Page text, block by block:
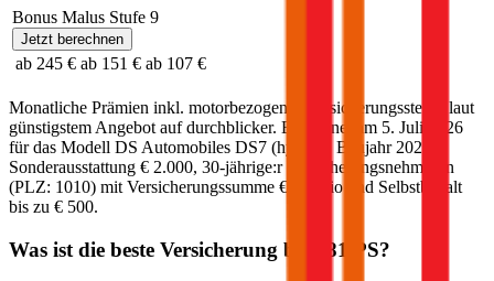
Bonus Malus Stufe 9
Jetzt berechnen
ab 245 € ab 151 € ab 107 €
Monatliche Prämien inkl. motorbezogener Versicherungssteuer laut
günstigstem Angebot auf durchblicker. Berechnet am 5. Juli 2026
für das Modell DS Automobiles DS7 (hybrid , Baujahr 2026
Sonderausstattung € 2.000, 30-jährige:rVersicherungsnehmer:in
(PLZ: 1010) mit Versicherungssumme € 20 Mio und Selbstbehalt
bis zu € 500.
Was ist die beste Versicherung bei 181 PS?